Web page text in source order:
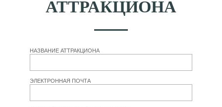
АТТРАКЦИОНА
НАЗВАНИЕ АТТРАКЦИОНА
ЭЛЕКТРОННАЯ ПОЧТА